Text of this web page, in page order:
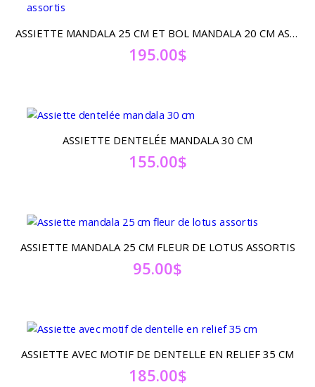
ASSIETTE MANDALA 25 CM ET BOL MANDALA 20 CM ASSORTIS
195.00$
ASSIETTE DENTELÉE MANDALA 30 CM
155.00$
ASSIETTE MANDALA 25 CM FLEUR DE LOTUS ASSORTIS
95.00$
ASSIETTE AVEC MOTIF DE DENTELLE EN RELIEF 35 CM
185.00$